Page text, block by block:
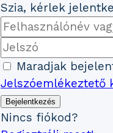
Szia, kérlek
Maradjak
Jelszóemlékeztető
Bejelentkezés
Nincs fiókod?